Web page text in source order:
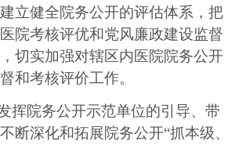
立健全院务公开的评估体系，把
院考核评优和党风廉政建设监督
切实加强对辖区内医院院务公开
和考核评价工作。
院务公开示范单位的引导、带
断深化和拓展院务公开“抓本级、